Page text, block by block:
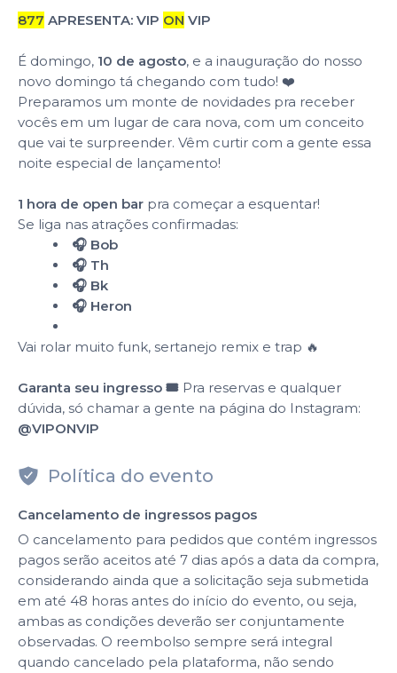
877 APRESENTA: VIP ON VIP
É domingo, 10 de agosto, e a inauguração do nosso
novo domingo tá chegando com tudo! ❤️
Preparamos um monte de novidades pra receber
vocês em um lugar de cara nova, com um conceito
que vai te surpreender. Vêm curtir com a gente essa
noite especial de lançamento!
1 hora de open bar pra começar a esquentar!
Se liga nas atrações confirmadas:
🎧 Bob
🎧 Th
🎧 Bk
🎧 Heron
Vai rolar muito funk, sertanejo remix e trap 🔥
Garanta seu ingresso 🎟️ Pra reservas e qualquer
dúvida, só chamar a gente na página do Instagram:
@VIPONVIP
Política do evento
Cancelamento de ingressos pagos
O cancelamento para pedidos que contém ingressos
pagos serão aceitos até 7 dias após a data da compra,
considerando ainda que a solicitação seja submetida
em até 48 horas antes do início do evento, ou seja,
ambas as condições deverão ser conjuntamente
observadas. O reembolso sempre será integral
quando cancelado pela plataforma, não sendo